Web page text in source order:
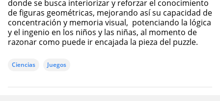
donde se busca interiorizar y reforzar el conocimiento
de figuras geométricas, mejorando así su capacidad de
concentración y memoria visual, potenciando la lógica
y el ingenio en los niños y las niñas, al momento de
razonar como puede ir encajada la pieza del puzzle.
Ciencias Juegos